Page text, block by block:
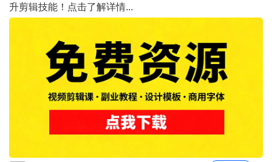
升剪辑技能！点击了解详情...